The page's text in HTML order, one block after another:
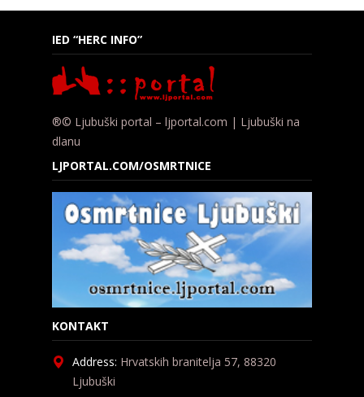
IED “HERC INFO”
®© Ljubuški portal – ljportal.com | Ljubuški na
dlanu
LJPORTAL.COM/OSMRTNICE
KONTAKT
Address: Hrvatskih branitelja 57, 88320
Ljubuški